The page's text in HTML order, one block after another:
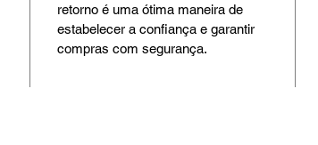
retorno é uma ótima maneira de
estabelecer a confiança e garantir
compras com segurança.